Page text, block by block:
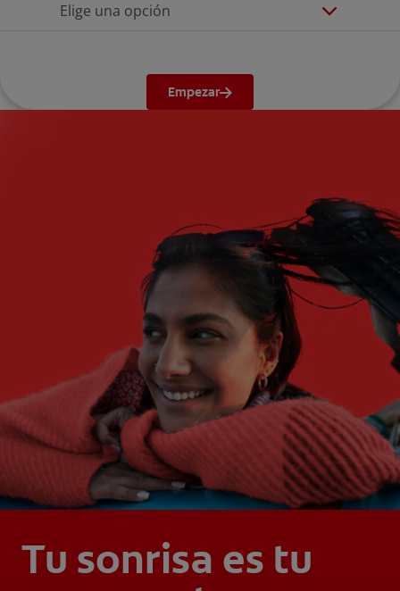
Elige una opción
Empezar
Tu sonrisa es tu